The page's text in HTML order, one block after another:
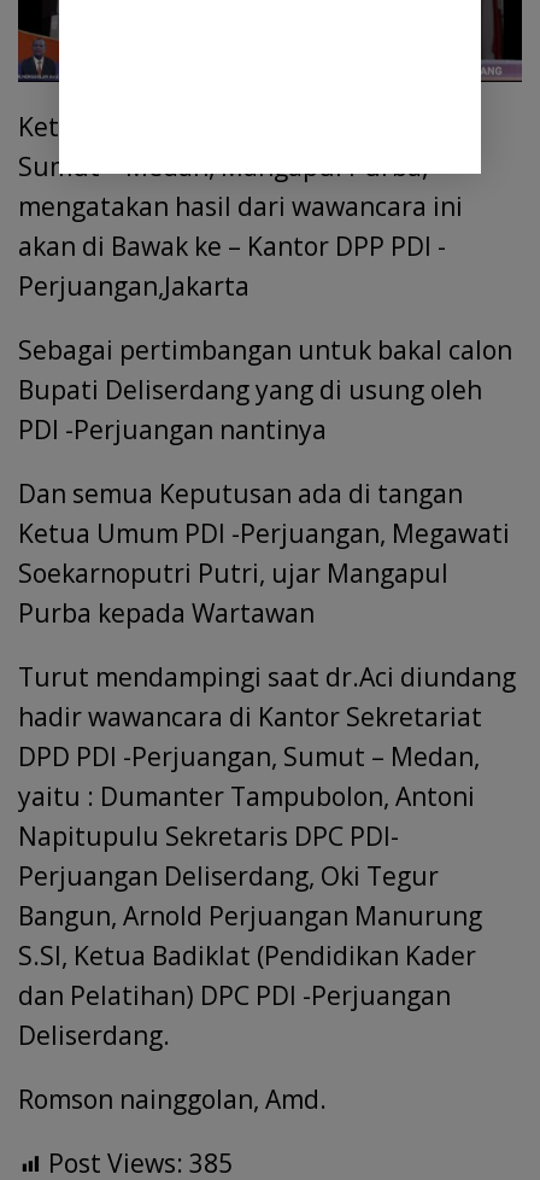
Ketua BP Pemilu DPD PDI -Perjuangan
Sumut – Medan, Mangapul Purba,
mengatakan hasil dari wawancara ini
akan di Bawak ke – Kantor DPP PDI -
Perjuangan,Jakarta
Sebagai pertimbangan untuk bakal calon
Bupati Deliserdang yang di usung oleh
PDI -Perjuangan nantinya
Dan semua Keputusan ada di tangan
Ketua Umum PDI -Perjuangan, Megawati
Soekarnoputri Putri, ujar Mangapul
Purba kepada Wartawan
Turut mendampingi saat dr.Aci diundang
hadir wawancara di Kantor Sekretariat
DPD PDI -Perjuangan, Sumut – Medan,
yaitu : Dumanter Tampubolon, Antoni
Napitupulu Sekretaris DPC PDI-
Perjuangan Deliserdang, Oki Tegur
Bangun, Arnold Perjuangan Manurung
S.SI, Ketua Badiklat (Pendidikan Kader
dan Pelatihan) DPC PDI -Perjuangan
Deliserdang.
Romson nainggolan, Amd.
Post Views: 385